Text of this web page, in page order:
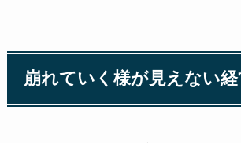
崩れていく様が見えない